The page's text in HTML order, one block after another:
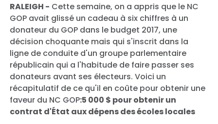
RALEIGH - Cette semaine, on a appris que le NC
GOP avait glissé un cadeau à six chiffres à un
donateur du GOP dans le budget 2017, une
décision choquante mais qui s'inscrit dans la
ligne de conduite d'un groupe parlementaire
républicain qui a l'habitude de faire passer ses
donateurs avant ses électeurs. Voici un
récapitulatif de ce qu'il en coûte pour obtenir une
faveur du NC GOP:5 000 $ pour obtenir un
contrat d'État aux dépens des écoles locales